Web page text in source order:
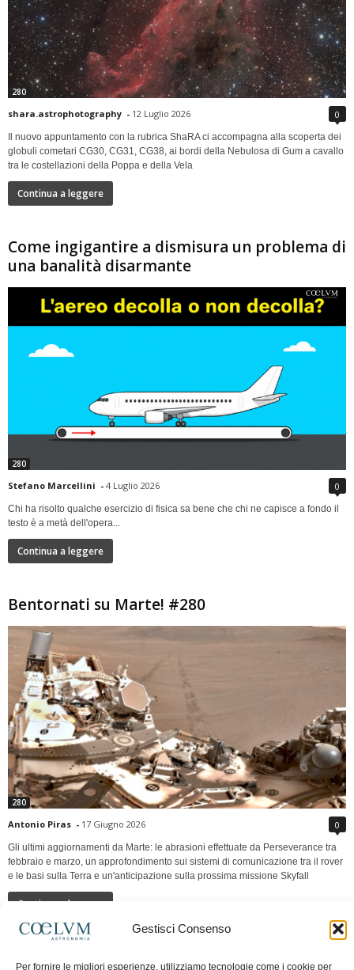
Gestisci Consenso
Per fornire le migliori esperienze, utilizziamo tecnologie come i cookie per
280
shara.astrophotography - 12 Luglio 2026 0
Il nuovo appuntamento con la rubrica ShaRA ci accompagna alla scoperta dei
globuli cometari CG30, CG31, CG38, ai bordi della Nebulosa di Gum a cavallo
tra le costellazioni della Poppa e della Vela
Continua a leggere
Come ingigantire a dismisura un problema di
una banalità disarmante
280
Stefano Marcellini - 4 Luglio 2026 0
Chi ha risolto qualche esercizio di fisica sa bene che chi ne capisce a fondo il
testo è a metà dell'opera...
Continua a leggere
Bentornati su Marte! #280
280
Antonio Piras - 17 Giugno 2026 0
Gli ultimi aggiornamenti da Marte: le abrasioni effettuate da Perseverance tra
febbraio e marzo, un approfondimento sui sistemi di comunicazione tra il rover
e le basi sulla Terra e un'anticipazione sulla prossima missione Skyfall
Continua a leggere